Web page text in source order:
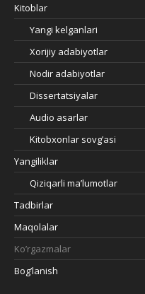
Kitoblar
Yangi kelganlari
Xorijiy adabiyotlar
Nodir adabiyotlar
Dissertatsiyalar
Audio asarlar
Kitobxonlar sovg’asi
Yangiliklar
Qiziqarli ma’lumotlar
Tadbirlar
Maqolalar
Ko’rgazmalar
Bog’lanish